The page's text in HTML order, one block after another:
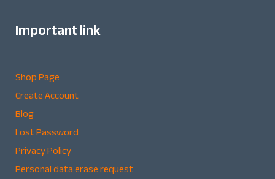
Important link
Shop Page
Create Account
Blog
Lost Password
Privacy Policy
Personal data erase request